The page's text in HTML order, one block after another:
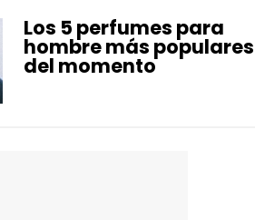
CROSSFIT
LESIONES
Los 5 perfumes para
hombre más populares
del momento